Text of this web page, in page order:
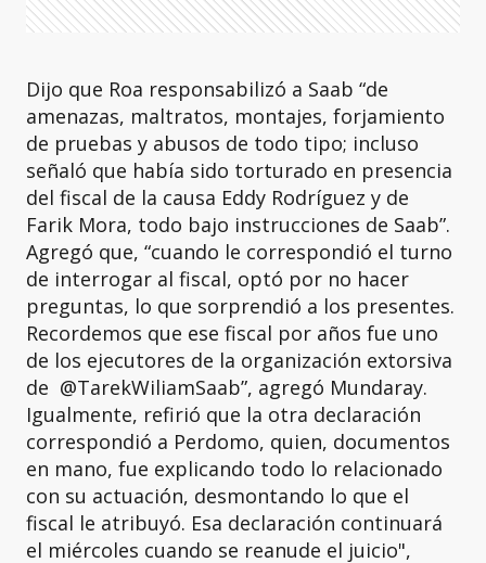
Dijo que Roa responsabilizó a Saab “de
amenazas, maltratos, montajes, forjamiento
de pruebas y abusos de todo tipo; incluso
señaló que había sido torturado en presencia
del fiscal de la causa Eddy Rodríguez y de
Farik Mora, todo bajo instrucciones de Saab”.
Agregó que, “cuando le correspondió el turno
de interrogar al fiscal, optó por no hacer
preguntas, lo que sorprendió a los presentes.
Recordemos que ese fiscal por años fue uno
de los ejecutores de la organización extorsiva
de @TarekWiliamSaab”, agregó Mundaray.
Igualmente, refirió que la otra declaración
correspondió a Perdomo, quien, documentos
en mano, fue explicando todo lo relacionado
con su actuación, desmontando lo que el
fiscal le atribuyó. Esa declaración continuará
el miércoles cuando se reanude el juicio",